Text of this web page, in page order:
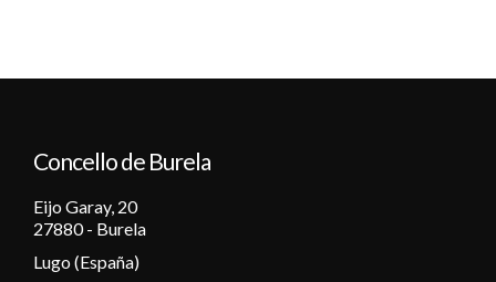
Concello de Burela
Eijo Garay, 20
27880 - Burela
Lugo (España)